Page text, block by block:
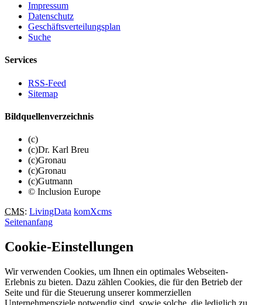
Impressum
Datenschutz
Geschäftsverteilungsplan
Suche
Services
RSS-Feed
Sitemap
Bildquellenverzeichnis
(c)
(c)Dr. Karl Breu
(c)Gronau
(c)Gronau
(c)Gutmann
© Inclusion Europe
CMS: LivingData komXcms
Seitenanfang
Cookie-Einstellungen
Wir verwenden Cookies, um Ihnen ein optimales Webseiten-
Erlebnis zu bieten. Dazu zählen Cookies, die für den Betrieb der
Seite und für die Steuerung unserer kommerziellen
Unternehmensziele notwendig sind, sowie solche, die lediglich zu